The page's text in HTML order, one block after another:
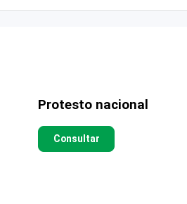
Protesto nacional
Consultar